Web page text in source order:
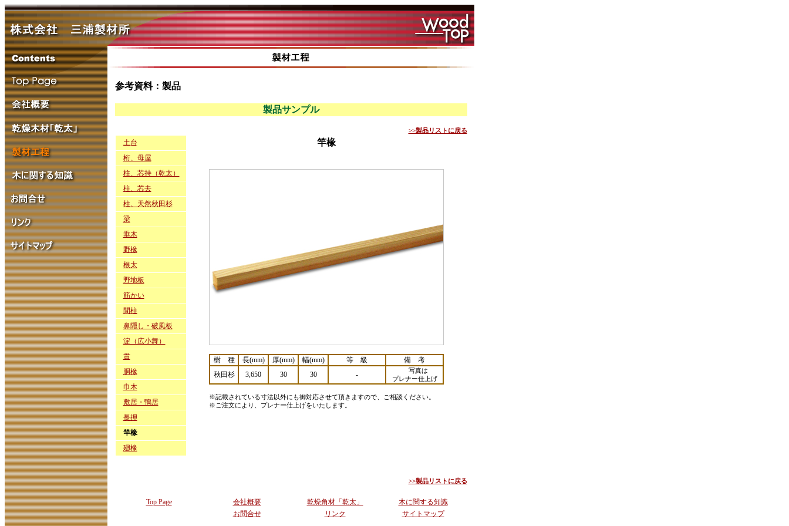
参考資料：製品
製品サンプル
>>製品リストに戻る
土台 竿椽
桁、母屋
樹 種 長(mm) 厚(mm) 幅(mm) 等 級
備 考
秋田杉
3,650 30 30 -
写真は
プレナー仕上げ
※記載されている寸法以外にも御対応させて頂きますので、ご相談ください。
※ご注文により、プレナー仕上げをいたします。
柱、芯持（乾太）
柱、芯去
柱、天然秋田杉
梁
垂木
野椽
根太
野地板
筋かい
間柱
鼻隠し・破風板
淀（広小舞）
貫
胴椽
巾木
敷居・鴨居
長押
竿椽
廻椽
>>製品リストに戻る
Top Page 会社概要 乾燥角材「乾太」
木に関する知識
お問合せ
リンク サイトマップ